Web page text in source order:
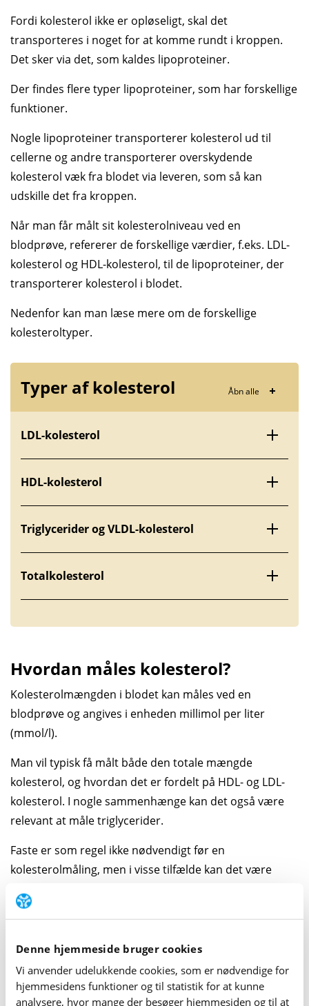
Denne hjemmeside bruger cookies
Vi anvender udelukkende cookies, som er nødvendige for
hjemme­sidens funktioner og til statistik for at kunne
analysere, hvor mange der besøger hjemme­siden og til at
Fordi kolesterol ikke er opløseligt, skal det
transporteres i noget for at komme rundt i kroppen.
Det sker via det, som kaldes lipoproteiner.
Der findes flere typer lipoproteiner, som har forskellige
funktioner.
Nogle lipoproteiner transporterer kolesterol ud til
cellerne og andre transporterer overskydende
kolesterol væk fra blodet via leveren, som så kan
udskille det fra kroppen.
Når man får målt sit kolesterolniveau ved en
blodprøve, refererer de forskellige værdier, f.eks. LDL-
kolesterol og HDL-kolesterol, til de lipoproteiner, der
transporterer kolesterol i blodet.
Nedenfor kan man læse mere om de forskellige
kolesteroltyper.
Typer af kolesterol Åbn alle
LDL-kolesterol
HDL-kolesterol
Triglycerider og VLDL-kolesterol
Totalkolesterol
Hvordan måles kolesterol?
Kolesterolmængden i blodet kan måles ved en
blodprøve og angives i enheden millimol per liter
(mmol/l).
Man vil typisk få målt både den totale mængde
kolesterol, og hvordan det er fordelt på HDL- og LDL-
kolesterol. I nogle sammenhænge kan det også være
relevant at måle triglycerider.
Faste er som regel ikke nødvendigt før en
kolesterolmåling, men i visse tilfælde kan det være
Læs mere om de forskelligekolesterolblodprøver
Anbefalinger om kolesterol­ og type 2-
diabetes